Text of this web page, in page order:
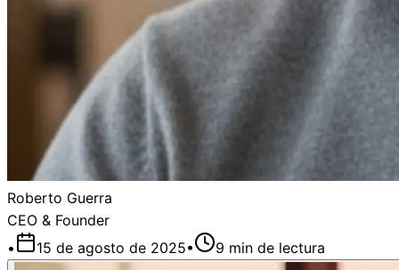
Roberto Guerra
CEO & Founder
•
15 de agosto de 2025• 9 min de lectura